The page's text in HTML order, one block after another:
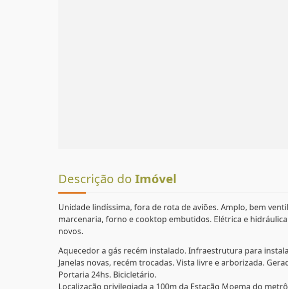
Descrição do Imóvel
Unidade lindíssima, fora de rota de aviões. Amplo, bem
marcenaria, forno e cooktop embutidos. Elétrica e
novos.
Aquecedor a gás recém instalado. Infraestrutura para
Janelas novas, recém trocadas. Vista livre e arborizada.
Portaria 24hs. Bicicletário.
Localização privilegiada a 100m da Estação Moema do